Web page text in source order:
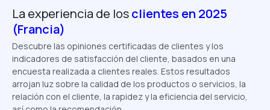
La experiencia de losclientes en 2025
(Francia)
Descubre las opiniones certificadas de clientes y los
indicadores de satisfacción del cliente, basados en una
encuesta realizada a clientes reales. Estos resultados
arrojan luz sobre la calidad de los productos o servicios, la
relación con el cliente, la rapidez y la eficiencia del servicio,